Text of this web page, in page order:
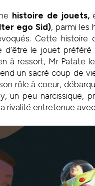
histoire de jouets,
ego Sid), parmi les
Cette histoire
le jouet préféré
à ressort, Mr Patate
un sacré coup de
rôle à coeur,
un peu narcissique,
rivalité entretenue